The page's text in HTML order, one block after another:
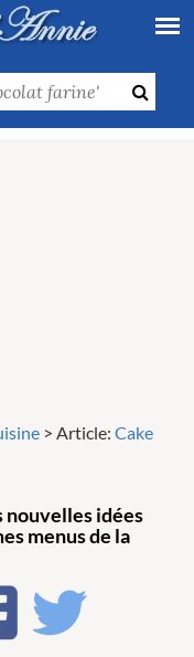
> Article: Cake
nouvelles idées
menus de la